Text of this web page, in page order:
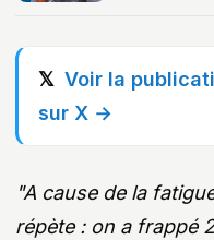
Voir la
sur X →
"A cause de la
répète : on a frappé